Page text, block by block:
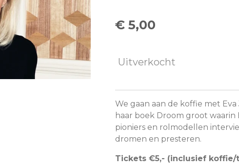
€ 5,00
Uitverkocht
We gaan aan de koffie met
haar boek Droom groot waarin
pioniers en rolmodellen
dromen en presteren.
Tickets €5,- (inclusief koffie/